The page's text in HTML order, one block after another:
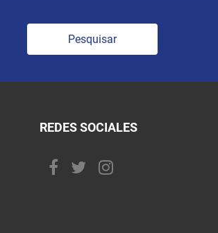
Pesquisar
REDES SOCIALES